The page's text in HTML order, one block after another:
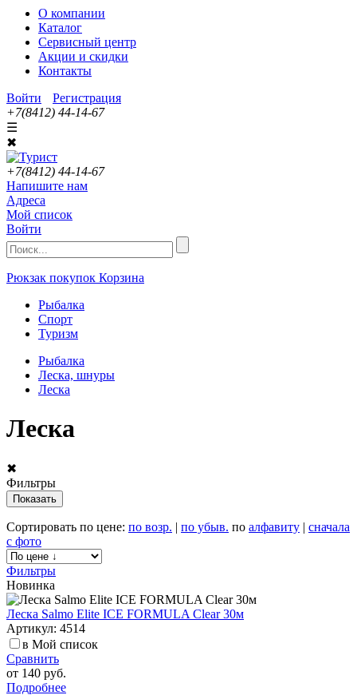
О компании
Каталог
Сервисный центр
Акции и скидки
Контакты
Войти
Регистрация
+7(8412) 44-14-67
☰
✖
+7(8412) 44-14-67
Напишите нам
Адреса
Мой список
Войти
Рюкзак покупок Корзина
Рыбалка
Спорт
Туризм
Рыбалка
Леска, шнуры
Леска
Леска
✖
Фильтры
Сортировать по цене: по возр. | по убыв. по алфавиту | сначала
с фото
Фильтры
Новинка
Леска Salmo Elite ICE FORMULA Clear 30м
Артикул: 4514
в Мой список
Сравнить
от 140 руб.
Подробнее